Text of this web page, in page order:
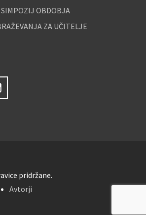
SIMPOZIJ OBDOBJA
ZA UČITELJE
pridržane.
Avtorji